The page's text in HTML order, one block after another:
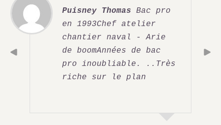
Puisney Thomas Bac pro
en 1993Chef atelier
chantier naval - Arie
de boomAnnées de bac
pro inoubliable. ..Très
riche sur le plan
gravi les échelons et